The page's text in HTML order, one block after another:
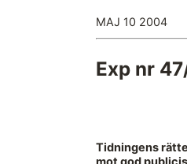
Mediernas
besluten
Vill du
MAJ 10 2004
Exp nr
Tidningens